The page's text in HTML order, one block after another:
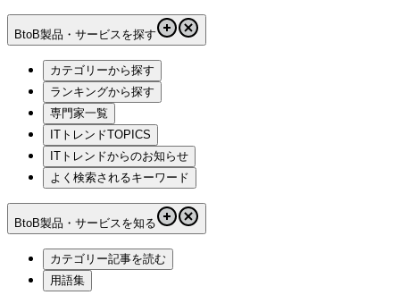
BtoB製品・サービスを探す
カテゴリーから探す
ランキングから探す
専門家一覧
ITトレンドTOPICS
ITトレンドからのお知らせ
よく検索されるキーワード
BtoB製品・サービスを知る
カテゴリー記事を読む
用語集